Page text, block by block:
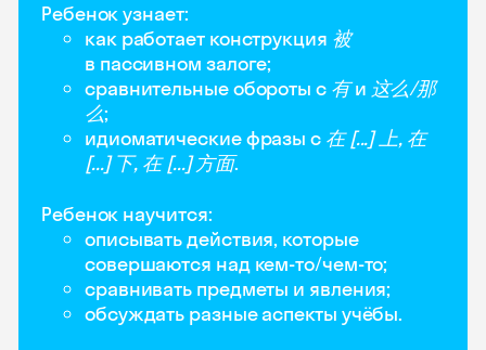
Ребенок узнает:
как работает конструкция 被
в пассивном залоге;
сравнительные обороты с 有и 这么/那
么;
идиоматические фразы с 在 [...] 上, 在
[...] 下, 在 [...] 方面.
Ребенок научится:
описывать действия, которые
совершаются над кем-то/чем-то;
сравнивать предметы и явления;
обсуждать разные аспекты учёбы.